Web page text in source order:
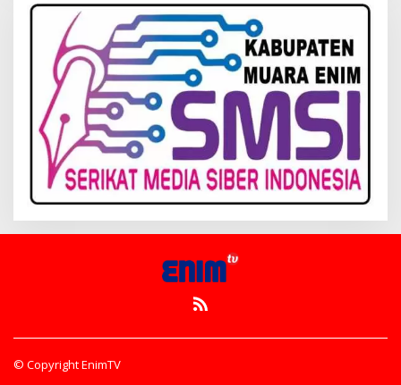
© Copyright EnimTV